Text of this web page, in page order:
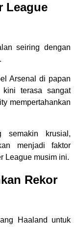
League
seiring dengan
Arsenal di papan
terasa sangat
mempertahankan
semakin krusial,
menjadi faktor
League musim ini.
Rekor
Haaland untuk